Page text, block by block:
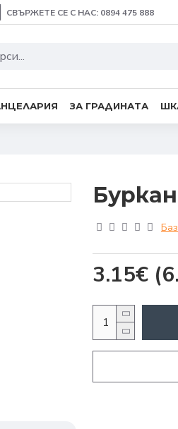
СВЪРЖЕТЕ СЕ С НАС: 0894 475 888
ЗА ГРАДИНАТА
3.15€